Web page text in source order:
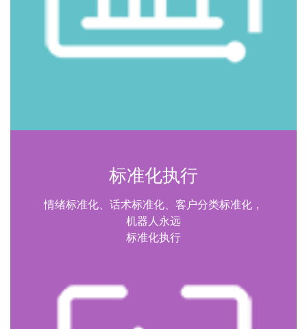
标准化执行
情绪标准化、话术标准化、客户分类标准化，
机器人永远
标准化执行